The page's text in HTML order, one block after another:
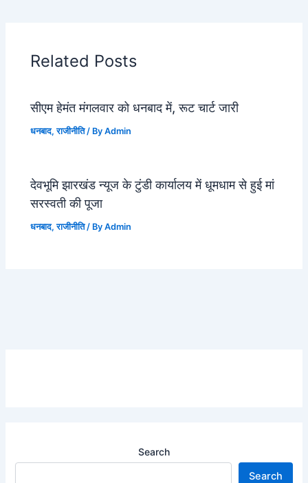
Related Posts
सीएम हेमंत मंगलवार को धनबाद में, रूट चार्ट जारी
धनबाद,राजीनीति/ ByAdmin
देवभूमि झारखंड न्यूज के टुंडी कार्यालय में धूमधाम से हुई मां
सरस्वती की पूजा
धनबाद,राजीनीति/ ByAdmin
Search
Search